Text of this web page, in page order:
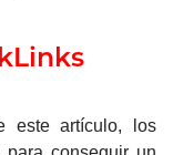
este artículo, los